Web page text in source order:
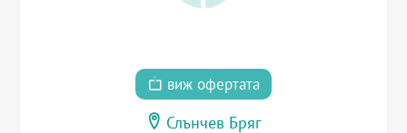
виж офертата
Слънчев Бряг